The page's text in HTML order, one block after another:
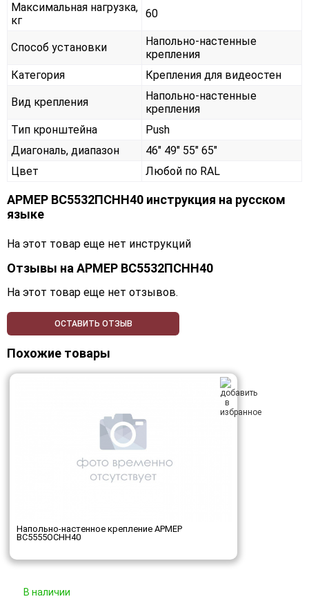
Максимальная нагрузка,
кг
60
Способ установки
Напольно-настенные
крепления
Категория
Крепления для видеостен
Вид крепления
Напольно-настенные
крепления
Тип кронштейна
Push
Диагональ, диапазон
46" 49" 55" 65"
Цвет
Любой по RAL
АРМЕР ВС5532ПСНН40 инструкция на русском
языке
На этот товар еще нет инструкций
Отзывы наАРМЕР ВС5532ПСНН40
На этот товар еще нет отзывов.
ОСТАВИТЬ ОТЗЫВ
Похожие товары
Напольно-настенное крепление АРМЕР
ВС5555ОСНН40
В наличии